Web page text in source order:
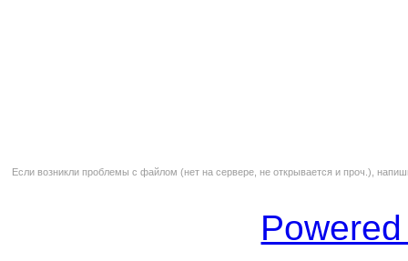
Если возникли проблемы с файлом (нет на сервере, не открывается и проч.),